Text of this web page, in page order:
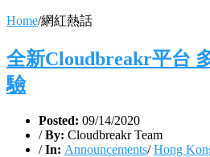
Home/網紅熱話
全新Cloudbreakr平台
驗
Posted: 09/14/2020
/ By: Cloudbreakr Team
/ In: Announcements/Hong